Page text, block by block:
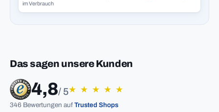
im Verbrauch
Das sagen unsere Kunden
4,8/ 5★ ★ ★ ★ ★
346 Bewertungen auf Trusted Shops